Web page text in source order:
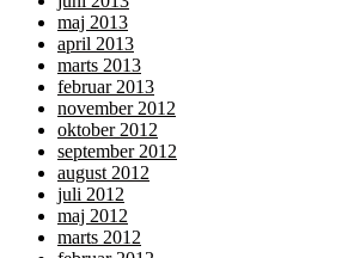
maj 2013
april 2013
marts 2013
februar 2013
november 2012
oktober 2012
september 2012
august 2012
juli 2012
maj 2012
marts 2012